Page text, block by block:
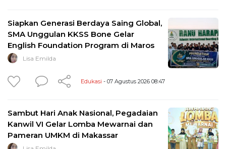
Siapkan Generasi Berdaya Saing Global,
SMA Unggulan KKSS Bone Gelar
English Foundation Program di Maros
Lisa Emilda
Edukasi - 07 Agustus 2026 08:47
Sambut Hari Anak Nasional, Pegadaian
Kanwil VI Gelar Lomba Mewarnai dan
Pameran UMKM di Makassar